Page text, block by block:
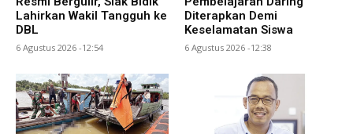
Lahirkan Wakil Tangguh ke
DBL
6 Agustus 2026 -12:54
Diterapkan Demi
Keselamatan Siswa
6 Agustus 2026 -12:38